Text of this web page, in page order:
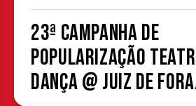
23ª Campanha de
Popularização
Dança @ Juiz de